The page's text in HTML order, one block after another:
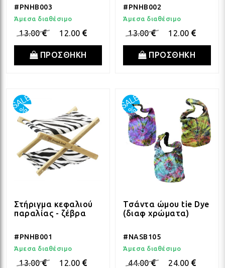
#PNHB003
Άμεσα διαθέσιμο
13.00 12.00
ΠΡΟΣΘΗΚΗ
#PNHB002
Άμεσα διαθέσιμο
13.00 12.00
ΠΡΟΣΘΗΚΗ
Στήριγμα κεφαλιού
παραλίας - ζέβρα
#PNHB001
Άμεσα διαθέσιμο
13.00 12.00
Τσάντα ώμου tie Dye
(διαφ χρώματα)
#NASB105
Άμεσα διαθέσιμο
44.00 24.00